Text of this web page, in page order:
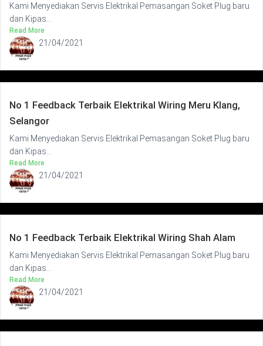
Kami Menyediakan Servis Elektrikal Pemasangan Soket Plug baru
dan Kipas...
Read More
21/04/2021
No 1 Feedback Terbaik Elektrikal Wiring Meru Klang,
Selangor
Kami Menyediakan Servis Elektrikal Pemasangan Soket Plug baru
dan Kipas...
Read More
21/04/2021
No 1 Feedback Terbaik Elektrikal Wiring Shah Alam
Kami Menyediakan Servis Elektrikal Pemasangan Soket Plug baru
dan Kipas...
Read More
21/04/2021